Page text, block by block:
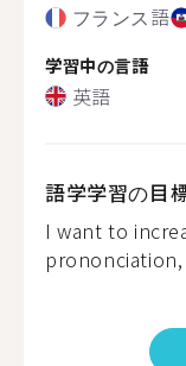
フランス語
学習中の言語
英語
語学学習の目
I want to